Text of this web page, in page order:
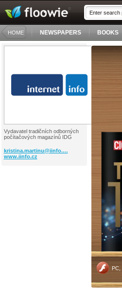
HOME NEWSPAPERS BOOKS
Vydavatel tradičních odborných
počítačových magazínů IDG
kristina.martinu@iinfo.…
www.iinfo.cz
PC,